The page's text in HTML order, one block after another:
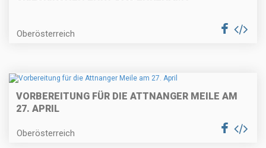
Oberösterreich
VORBEREITUNG FÜR DIE ATTNANGER MEILE AM
27. APRIL
Oberösterreich